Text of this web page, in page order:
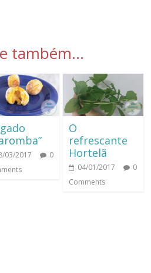
também...
03/2017
0
O
refrescante
Hortelã
04/01/2017
0
Comments